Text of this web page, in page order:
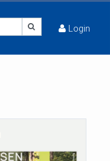
Login